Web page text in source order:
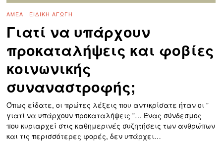
ΑΜΕΑ · ΕΙΔΙΚΉ ΑΓΩΓΉ
Γιατί να υπάρχουν
προκαταλήψεις και φοβίες
κοινωνικής
συναναστροφής;
Όπως είδατε, οι πρώτες λέξεις που αντικρίσατε ήταν οι ”
γιατί να υπάρχουν προκαταλήψεις ”… Ένας σύνδεσμος
που κυριαρχεί στις καθημερινές συζητήσεις των ανθρώπων
και τις περισσότερες φορές, δεν υπάρχει…